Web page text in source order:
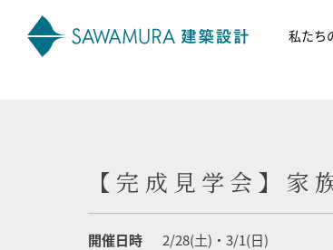
私たち
【完成見学会】
開催日時
2/28(土)・3/1(日)